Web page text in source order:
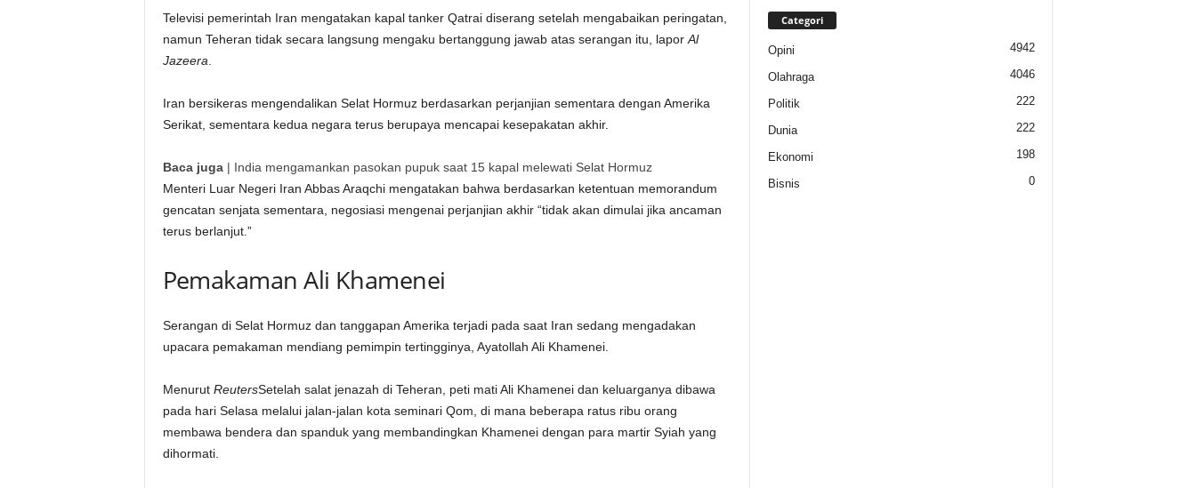
Televisi pemerintah Iran mengatakan kapal tanker Qatrai diserang setelah mengabaikan peringatan,
namun Teheran tidak secara langsung mengaku bertanggung jawab atas serangan itu, lapor Al
Jazeera
Iran bersikeras mengendalikan Selat Hormuz berdasarkan perjanjian sementara dengan Amerika
Serikat, sementara kedua negara terus berupaya mencapai kesepakatan akhir.
Baca juga | India mengamankan pasokan pupuk saat 15 kapal melewati Selat Hormuz
Menteri Luar Negeri Iran Abbas Araqchi mengatakan bahwa berdasarkan ketentuan memorandum
gencatan senjata sementara, negosiasi mengenai perjanjian akhir “tidak akan dimulai jika ancaman
terus berlanjut.”
Pemakaman Ali Khamenei
Serangan di Selat Hormuz dan tanggapan Amerika terjadi pada saat Iran sedang mengadakan
upacara pemakaman mendiang pemimpin tertingginya, Ayatollah Ali Khamenei.
Menurut ReutersSetelah salat jenazah di Teheran, peti mati Ali Khamenei dan keluarganya dibawa
pada hari Selasa melalui jalan-jalan kota seminari Qom, di mana beberapa ratus ribu orang
membawa bendera dan spanduk yang membandingkan Khamenei dengan para martir Syiah yang
dihormati.
Categori
Opini 4942
Olahraga 4046
Politik 222
Dunia 222
Ekonomi 198
Bisnis 0